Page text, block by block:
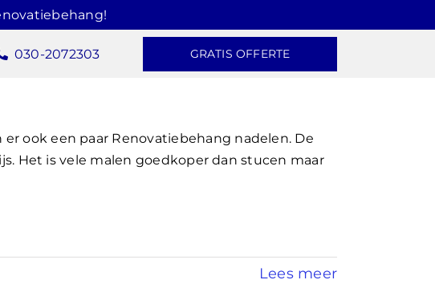
030-2072303 GRATIS OFFERTE
ook een paar Renovatiebehang nadelen. De
Het is vele malen goedkoper dan stucen maar
Lees meer